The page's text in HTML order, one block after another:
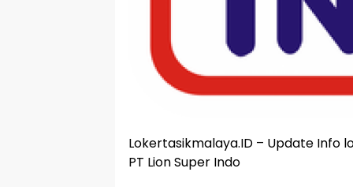
Lokertasikmalaya.ID – Update Info
PT Lion Super Indo